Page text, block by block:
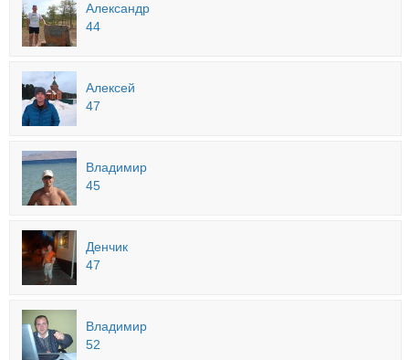
Александр
44
Алексей
47
Владимир
45
Денчик
47
Владимир
52